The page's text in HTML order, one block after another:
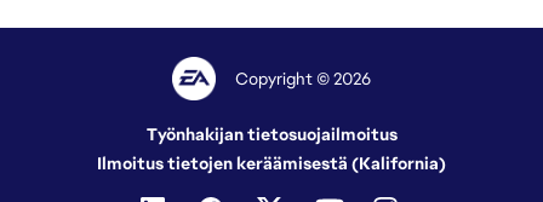
Copyright © 2026
Työnhakijan tietosuojailmoitus
Ilmoitus tietojen keräämisestä (Kalifornia)